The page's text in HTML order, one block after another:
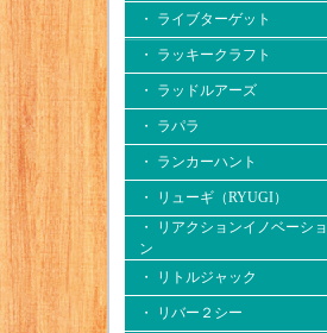
・ ライブターゲット
・ ラッキークラフト
・ ラッドルアーズ
・ ラパラ
・ ランカーハント
・ リューギ（RYUGI）
・ リアクションイノベーショ
ン
・ リトルジャック
・ リバー２シー